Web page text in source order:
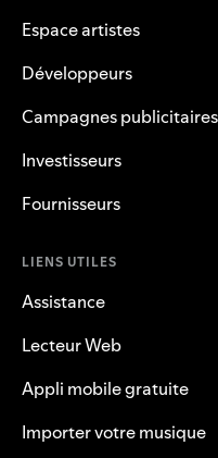
Espace artistes
Développeurs
Campagnes publicitaires
Investisseurs
Fournisseurs
LIENS UTILES
Assistance
Lecteur Web
Appli mobile gratuite
Importer votre musique